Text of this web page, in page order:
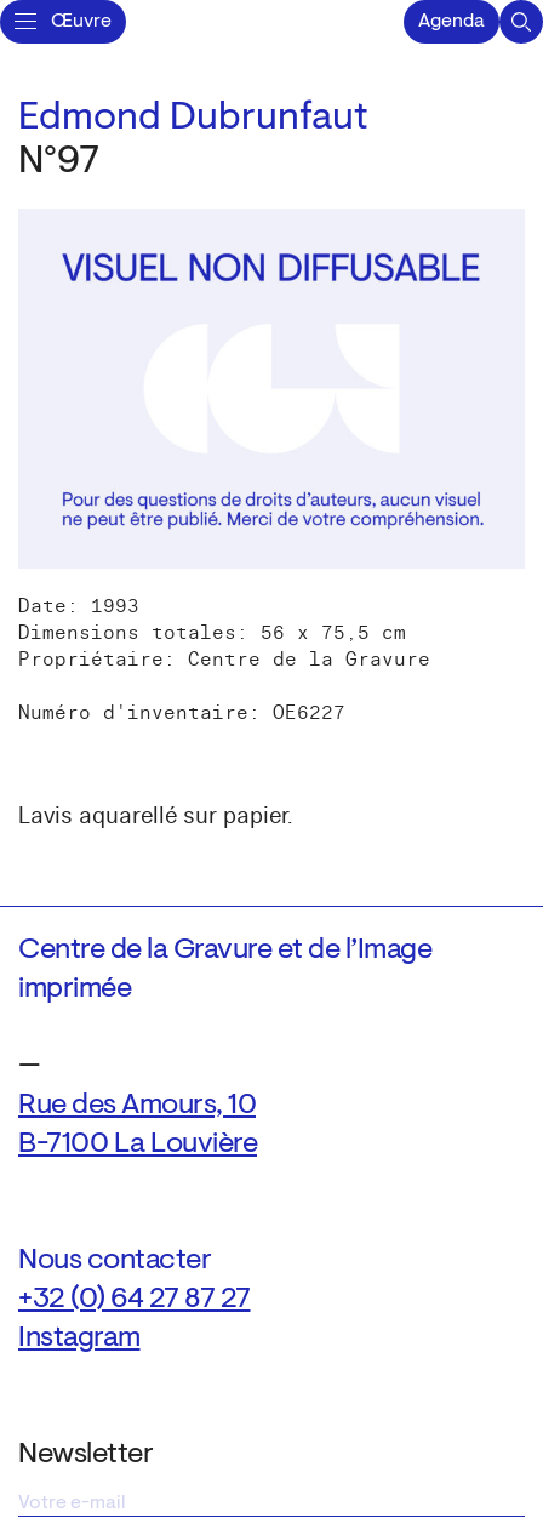
Œuvre Agenda
Edmond Dubrunfaut
N°97
Date: 1993
Dimensions totales: 56 x 75,5 cm
Propriétaire: Centre de la Gravure
Numéro d'inventaire: OE6227
Lavis aquarellé sur papier.
Centre de la Gravure et de l’Image
imprimée
—
Rue des Amours, 10
B-7100 La Louvière
Nous contacter
+32 (0) 64 27 87 27
Instagram
Newsletter